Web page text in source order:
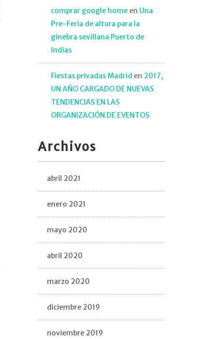
comprar google homeen Una
Pre-Feria de altura para la
ginebra sevillana Puerto de
Indias
Fiestas privadas Madrid en 2017,
UN AÑO CARGADO DE NUEVAS
TENDENCIAS EN LAS
ORGANIZACIÓN DE EVENTOS
Archivos
abril 2021
enero 2021
mayo 2020
abril 2020
marzo 2020
diciembre 2019
noviembre 2019